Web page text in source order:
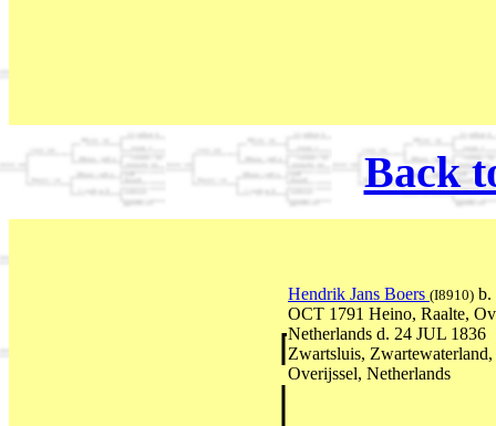
Back
Hendrik Jans Boers (I8910) b.
OCT 1791 Heino, Raalte,
Netherlands d. 24 JUL 1836
Zwartsluis, Zwartewaterland,
Overijssel, Netherlands